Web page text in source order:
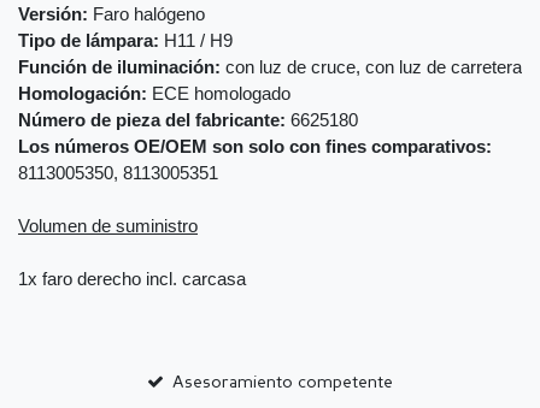
Versión: Faro halógeno
Tipo de lámpara: H11 / H9
Función de iluminación: con luz de cruce, con luz de carretera
Homologación: ECE homologado
Número de pieza del fabricante: 6625180
Los números OE/OEM son solo con fines comparativos:
8113005350, 8113005351
Volumen de suministro
1x faro derecho incl. carcasa
Asesoramiento competente